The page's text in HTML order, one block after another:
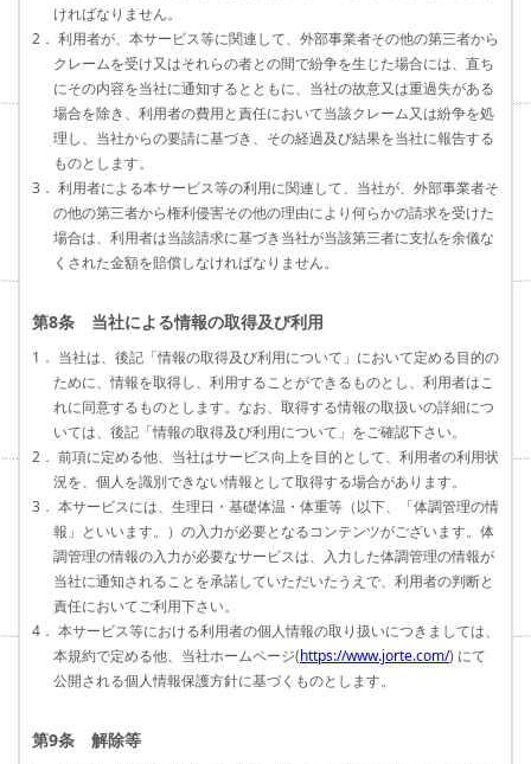
ければなりません。
2． 利用者が、本サービス等に関連して、外部事業者その他の第三者から
クレームを受け又はそれらの者との間で紛争を生じた場合には、直ち
にその内容を当社に通知するとともに、当社の故意又は重過失がある
場合を除き、利用者の費用と責任において当該クレーム又は紛争を処
理し、当社からの要請に基づき、その経過及び結果を当社に報告する
ものとします。
3． 利用者による本サービス等の利用に関連して、当社が、外部事業者そ
の他の第三者から権利侵害その他の理由により何らかの請求を受けた
場合は、利用者は当該請求に基づき当社が当該第三者に支払を余儀な
くされた金額を賠償しなければなりません。
第8条 当社による情報の取得及び利用
1． 当社は、後記「情報の取得及び利用について」において定める目的の
ために、情報を取得し、利用することができるものとし、利用者はこ
れに同意するものとします。なお、取得する情報の取扱いの詳細につ
いては、後記「情報の取得及び利用について」をご確認下さい。
2． 前項に定める他、当社はサービス向上を目的として、利用者の利用状
況を、個人を識別できない情報として取得する場合があります。
3． 本サービスには、生理日・基礎体温・体重等（以下、「体調管理の情
報」といいます。）の入力が必要となるコンテンツがございます。体
調管理の情報の入力が必要なサービスは、入力した体調管理の情報が
当社に通知されることを承諾していただいたうえで、利用者の判断と
責任においてご利用下さい。
4． 本サービス等における利用者の個人情報の取り扱いにつきましては、
本規約で定める他、当社ホームページ(https://www.jorte.com/) にて
公開される個人情報保護方針に基づくものとします。
第9条 解除等